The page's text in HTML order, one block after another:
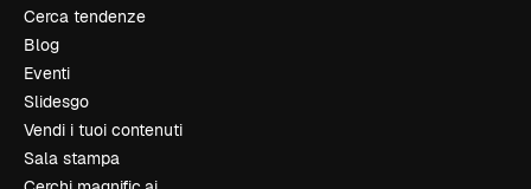
Cerca tendenze
Blog
Eventi
Slidesgo
Vendi i tuoi contenuti
Sala stampa